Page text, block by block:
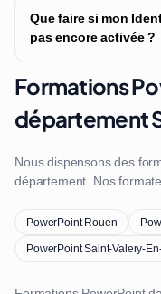
Que faire si mon
pas encore activée ?
Formations
département
Nous dispensons des
département. Nos
PowerPoint Rouen
PowerPoint Saint-Valery-